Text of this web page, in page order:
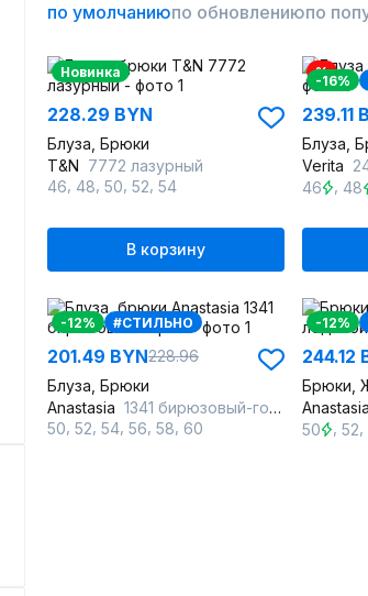
по умолчаниюпо обновлениюпо
Новинка
228.29 BYN
Блуза, Брюки
T&N 7772 лазурный
46 48 50 52 54
В корзину
%
-16%
239.11
Блуза,
Verita
46
48
-12% #СТИЛЬНО
201.49 BYN228.96
Блуза, Брюки
Anastasia 1341 бирюзовый-горох
50 52 54 56 58 60
-12%
244.12
Брюки,
Anastasia
50
,52